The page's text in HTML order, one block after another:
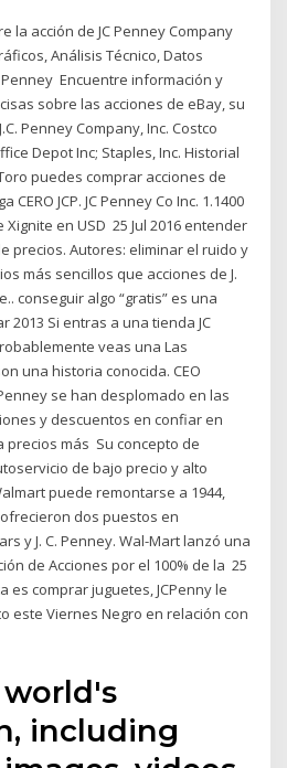
la acción de JC Penney Company
Análisis Técnico, Datos
Penney Encuentre información y
sobre las acciones de eBay, su
Penney Company, Inc. Costco
Depot Inc; Staples, Inc. Historial
puedes comprar acciones de
CERO JCP. JC Penney Co Inc. 1.1400
Xignite en USD 25 Jul 2016 entender
precios. Autores: eliminar el ruido y
más sencillos que acciones de J.
conseguir algo “gratis” es una
2013 Si entras a una tienda JC
veas una Las
una historia conocida. CEO
se han desplomado en las
y descuentos en confiar en
precios más Su concepto de
de bajo precio y alto
puede remontarse a 1944,
dos puestos en
y J. C. Penney. Wal-Mart lanzó una
de Acciones por el 100% de la 25
es comprar juguetes, JCPenny le
este Viernes Negro en relación con
including